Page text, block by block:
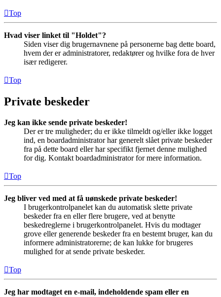
Top
Hvad viser linket til "Holdet"?
Siden viser dig brugernavnene på personerne bag dette board,
hvem der er administratorer, redaktører og hvilke fora de hver
især redigerer.
Top
Private beskeder
Jeg kan ikke sende private beskeder!
Der er tre muligheder; du er ikke tilmeldt og/eller ikke logget
ind, en boardadministrator har generelt slået private beskeder
fra på dette board eller har specifikt fjernet denne mulighed
for dig. Kontakt boardadministrator for mere information.
Top
Jeg bliver ved med at få uønskede private beskeder!
I brugerkontrolpanelet kan du automatisk slette private
beskeder fra en eller flere brugere, ved at benytte
beskedreglerne i brugerkontrolpanelet. Hvis du modtager
grove eller generende beskeder fra en bestemt bruger, kan du
informere administratorerne; de kan lukke for brugeres
mulighed for at sende private beskeder.
Top
Jeg har modtaget en e-mail, indeholdende spam eller en